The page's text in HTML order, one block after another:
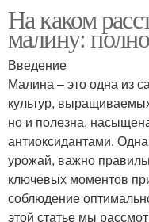
На каком
малину:
Введение
Малина – это одна из
культур,
но и полезна,
антиоксидантами.
урожай, важно
ключевых моментов
соблюдение
этой статье мы